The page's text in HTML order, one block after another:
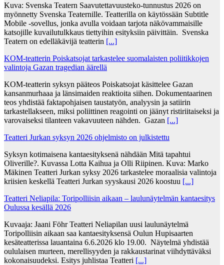
Kuva: Svenska Teatern Saavutettavuusteko-tunnustus 2026 on
myönnetty Svenska Teaternille. Teatterilla on käytössään Subtitle
Mobile -sovellus, jonka avulla voidaan tarjota näkövammaisille
katsojille kuvailutulkkaus tiettyihin esityksiin päivittäin. Svenska
Teatern on edelläkävijä teatterin [...]
KOM-teatterin Poiskatsojat tarkastelee suomalaisten poliitikkojen
valintoja Gazan tragedian äärellä
KOM-teatterin syksyn pääteos Poiskatsojat käsittelee Gazan
kansanmurhaaa ja länsimaiden reaktioita siihen. Dokumentaarinen
teos yhdistää faktapohjaisen taustatyön, analyysin ja satiirin
tarkastellakseen, miksi poliittinen reagointi on jäänyt ristiriitaiseksi ja
varovaiseksi tilanteen vakavuuteen nähden. Gazan [...]
Teatteri Jurkan syksyn 2026 ohjelmisto on julkistettu
Syksyn kotimaisena kantaesityksenä nähdään Mitä tapahtui
Oliverille?. Kuvassa Lotta Kaihua ja Olli Riipinen. Kuva: Marko
Mäkinen Teatteri Jurkan syksy 2026 tarkastelee moraalisia valintoja
kriisien keskellä Teatteri Jurkan syyskausi 2026 koostuu [...]
Teatteri Neliapila: Toripolliisin aikaan – laulunäytelmän kantaesitys
Oulussa kesällä 2026
Kuvaaja: Jaani Föhr Teatteri Neliapilan uusi laulunäytelmä
Toripolliisin aikaan saa kantaesityksensä Oulun Hupisaarten
kesäteatterissa lauantaina 6.6.2026 klo 19.00. Näytelmä yhdistää
oululaisen murteen, merellisyyden ja rakkaustarinat viihdyttäväksi
kokonaisuudeksi. Esitys juhlistaa Teatteri [...]